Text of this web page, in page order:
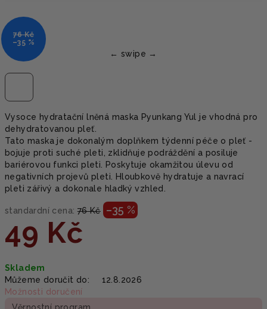
Vysoce hydratační lněná maska Pyunkang Yul je vhodná pro
dehydratovanou pleť.
Tato maska je dokonalým doplňkem týdenní péče o pleť -
bojuje proti suché pleti, zklidňuje podráždění a posiluje
bariérovou funkci pleti. Poskytuje okamžitou úlevu od
negativních projevů pleti. Hloubkově hydratuje a navrací
pleti zářivý a dokonale hladký vzhled.
standardní cena: 76 Kč –35 %
49 Kč
cena:
Skladem
Můžeme doručit do:
12.8.2026
Možnosti doručení
76 Kč
–35 %